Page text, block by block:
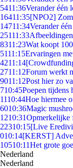
5411:36Verander één
16411:35[NPO2]
14711:34Verander
25111:33
8311:23Wat koopt
5111:15Ervaringen
4211:14
2711:12Forum werkt
9011:12Post hier zo
710:45Poepen tijdens
1110:44Hoe hiermee
6010:36Magic
1210:31Opmerkelijke
22310:15[Live
010:14[KERST]
10510:11Het grote
Nederland
Nederland